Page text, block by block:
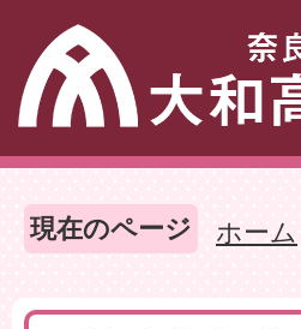
現在のページ ホーム